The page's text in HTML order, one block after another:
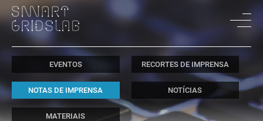
EVENTOS RECORTES DE IMPRENSA
NOTAS DE IMPRENSA NOTÍCIAS
MATERIAIS